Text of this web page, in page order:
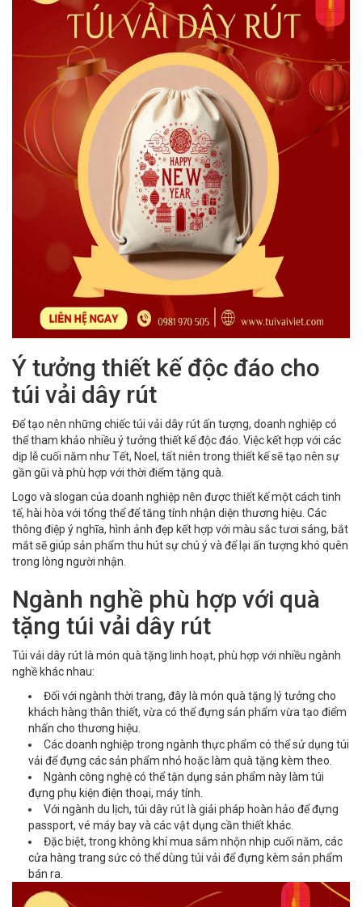
Ý tưởng thiết kế độc đáo cho
túi vải dây rút
Để tạo nên những chiếc túi vải dây rút ấn tượng, doanh nghiệp có
thể tham khảo nhiều ý tưởng thiết kế độc đáo. Việc kết hợp với các
dịp lễ cuối năm như Tết, Noel, tất niên trong thiết kế sẽ tạo nên sự
gần gũi và phù hợp với thời điểm tặng quà.
Logo và slogan của doanh nghiệp nên được thiết kế một cách tinh
tế, hài hòa với tổng thể để tăng tính nhận diện thương hiệu. Các
thông điệp ý nghĩa, hình ảnh đẹp kết hợp với màu sắc tươi sáng, bắt
mắt sẽ giúp sản phẩm thu hút sự chú ý và để lại ấn tượng khó quên
trong lòng người nhận.
Ngành nghề phù hợp với quà
tặng túi vải dây rút
Túi vải dây rút là món quà tặng linh hoạt, phù hợp với nhiều ngành
nghề khác nhau:
Đối với ngành thời trang, đây là món quà tặng lý tưởng cho
khách hàng thân thiết, vừa có thể đựng sản phẩm vừa tạo điểm
nhấn cho thương hiệu.
Các doanh nghiệp trong ngành thực phẩm có thể sử dụng túi
vải để đựng các sản phẩm nhỏ hoặc làm quà tặng kèm theo.
Ngành công nghệ có thể tận dụng sản phẩm này làm túi
đựng phụ kiện điện thoại, máy tính.
Với ngành du lịch, túi dây rút là giải pháp hoàn hảo để đựng
passport, vé máy bay và các vật dụng cần thiết khác.
Đặc biệt, trong không khí mua sắm nhộn nhịp cuối năm, các
cửa hàng trang sức có thể dùng túi vải để đựng kèm sản phẩm
bán ra.